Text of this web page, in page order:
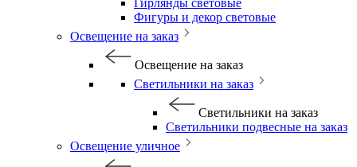
Гирлянды световые
Фигуры и декор световые
Освещение на заказ
Освещение на заказ
Светильники на заказ
Светильники на заказ
Светильники подвесные на заказ
Освещение уличное